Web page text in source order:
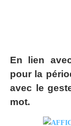
En lien
pour la
avec le
mot.